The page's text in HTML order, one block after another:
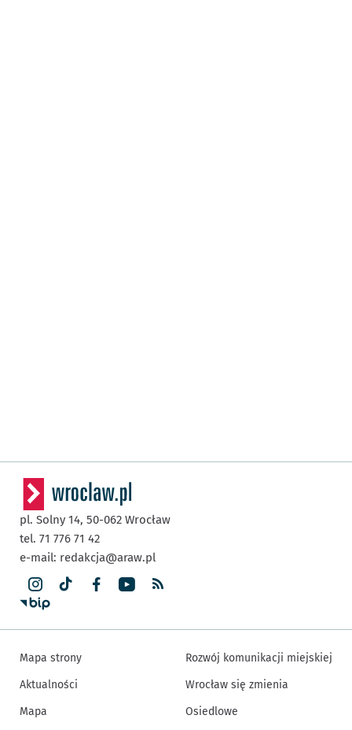
pl. Solny 14, 50-062 Wrocław
tel. 71 776 71 42
e-mail: redakcja@araw.pl
Mapa strony
Aktualności
Mapa
Rozwój komunikacji miejskiej
Wrocław się zmienia
Osiedlowe